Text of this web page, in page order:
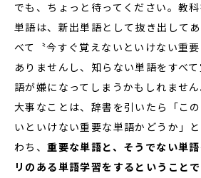
でも、ちょっと待ってください。教
単語は、新出単語として抜き出して
べて〝今すぐ覚えないといけない重
ありませんし、知らない単語をすべ
語が嫌になってしまうかもしれません
大事なことは、辞書を引いたら「こ
いといけない重要な単語かどうか」
わち、重要な単語と、そうでない単
リのある単語学習をするということで